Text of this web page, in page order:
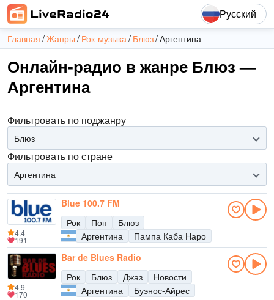
Русский
Главная Жанры Рок-музыка Блюз Аргентина
Онлайн-радио в жанре Блюз —
Аргентина
Фильтровать по поджанру
Блюз
Фильтровать по стране
Аргентина
Blue 100.7 FM
Рок
Поп
Блюз
Аргентина
Пампа Каба Наро
4.4
191
Bar de Blues Radio
Рок
Блюз Джаз
Новости
Аргентина
Буэнос-Айрес
4.9
170